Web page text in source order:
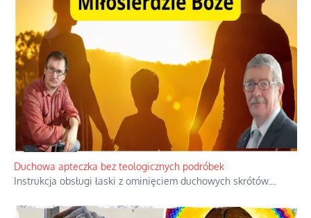
Niezwykły scenariusz bez państwowej dotacji
Reżyser Jerzy Zalewski przedstawia kulisy powstawania swoich
dokumentów, wyzwania związane z ich finansowaniem oraz
nieznane fakty dotyczące biografii...